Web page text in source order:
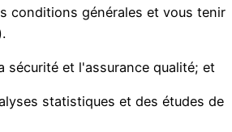
conditions générales et vous tenir
sécurité et l'assurance qualité; et
statistiques et des études de